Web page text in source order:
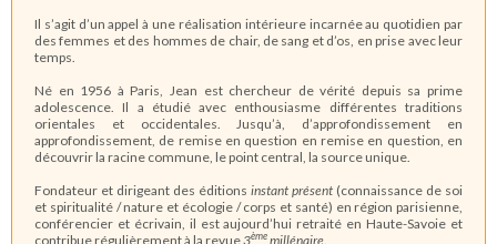
Il s’agit d’un appel à une réalisation intérieure incarnée au quotidien par
des femmes et des hommes de chair, de sang et d’os, en prise avec leur
temps.
Né en 1956 à Paris, Jean est chercheur de vérité depuis sa prime
adolescence. Il a étudié avec enthousiasme différentes traditions
orientales et occidentales. Jusqu’à, d’approfondissement en
approfondissement, de remise en question en remise en question, en
découvrir la racine commune, le point central, la source unique.
Fondateur et dirigeant des éditions instant présent (connaissance de soi
et spiritualité / nature et écologie / corps et santé) en région parisienne,
conférencier et écrivain, il est aujourd’hui retraité en Haute-Savoie et
contribue régulièrement à la revue3èmemillénaire